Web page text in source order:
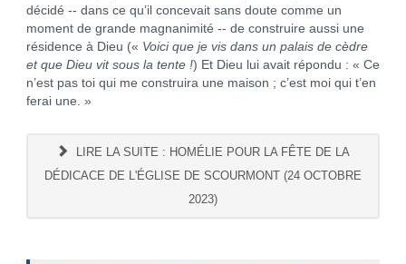
décidé -- dans ce qu’il concevait sans doute comme un
moment de grande magnanimité -- de construire aussi une
résidence à Dieu (« Voici que je vis dans un palais de cèdre
et que Dieu vit sous la tente !) Et Dieu lui avait répondu : « Ce
n’est pas toi qui me construira une maison ; c’est moi qui t’en
ferai une. »
LIRE LA SUITE : HOMÉLIE POUR LA FÊTE DE LA
DÉDICACE DE L'ÉGLISE DE SCOURMONT (24 OCTOBRE
2023)